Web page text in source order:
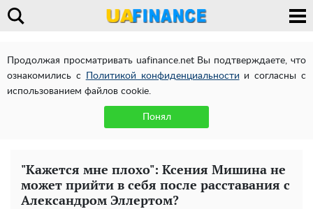
Продолжая просматривать uafinance.net Вы подтверждаете, что
ознакомились с
Политикой конфиденциальности и согласны с
использованием файлов cookie.
Понял
"Кажется мне плохо": Ксения Мишина не
может прийти в себя после расставания с
Александром Эллертом?